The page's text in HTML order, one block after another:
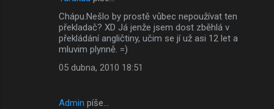
Chápu.Nešlo by prostě vůbec nepoužívat ten
překladač? XD Já jenže jsem dost zběhlá v
překládání angličtiny, učim se jí už asi 12 let a
mluvim plynně. =)
05 dubna, 2010 18:51
Admin píše…